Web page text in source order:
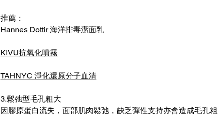
推薦：
Hannes Dottir 海洋排毒潔面乳
KIVU抗氧化噴霧
TAHNYC 淨化還原分子血清
3.鬆弛型毛孔粗大
因膠原蛋白流失，面部肌肉鬆弛，缺乏彈性支持亦會造成毛孔